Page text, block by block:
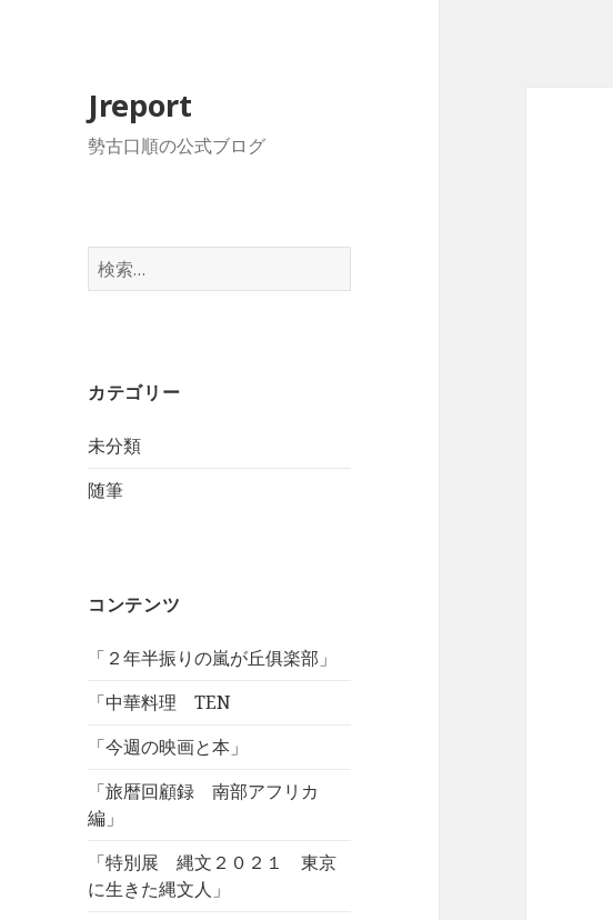
Jreport
勢古口順の公式ブログ
検
索:
カテゴリー
未分類
随筆
コンテンツ
「２年半振りの嵐が丘俱楽部」
「中華料理 TEN
「今週の映画と本」
「旅暦回顧録 南部アフリカ
編」
「特別展 縄文２０２１ 東京
に生きた縄文人」